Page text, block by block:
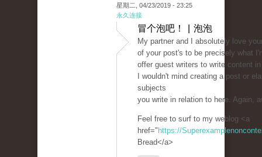
星期二, 04/23/2019 - 23:25
永久连接
冒个泡吧！ | 泡泡
My partner and I absolutely love
of your post's to be precisely what
offer guest writers to write content
I wouldn't mind creating a post or
subjects
you write in relation to here. Again,
Feel free to surf to my weblog <a
href=" https://
Bread</a>